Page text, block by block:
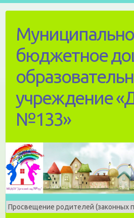
content
бюджетное
учреждение
№133»